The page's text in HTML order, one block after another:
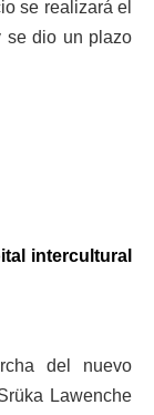
se realizará el
se dio un plazo
intercultural
del nuevo
Lawenche